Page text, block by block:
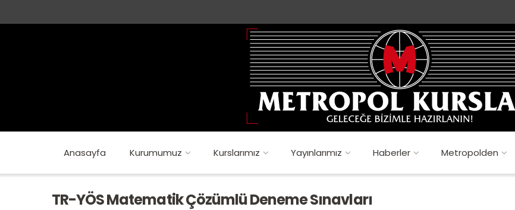
Anasayfa Kurumumuz Kurslarımız Yayınlarımız Haberler Metropolden
TR-YÖS Matematik Çözümlü Deneme Sınavları